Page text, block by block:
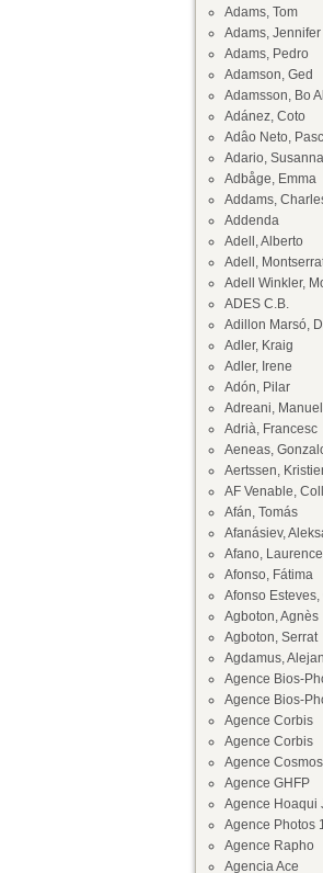
Adams, Tom
Adams, Jennifer
Adams, Pedro
Adamson, Ged
Adamsson, Bo
Adánez, Coto
Adâo Neto,
Adario, Susanna
Adbåge, Emma
Addams,
Addenda
Adell, Alberto
Adell,
Adell Winkler,
ADES C.B.
Adillon Marsó,
Adler, Kraig
Adler, Irene
Adón, Pilar
Adreani,
Adrià, Francesc
Aeneas,
Aertssen,
AF Venable,
Afán, Tomás
Afanásiev,
Afano,
Afonso, Fátima
Afonso
Agboton, Agnès
Agboton, Serrat
Agdamus,
Agence Bios-
Agence Bios-
Agence Corbis
Agence Corbis
Agence Cosmos
Agence GHFP
Agence Hoaqui
Agence Photos
Agence Rapho
Agencia Ace